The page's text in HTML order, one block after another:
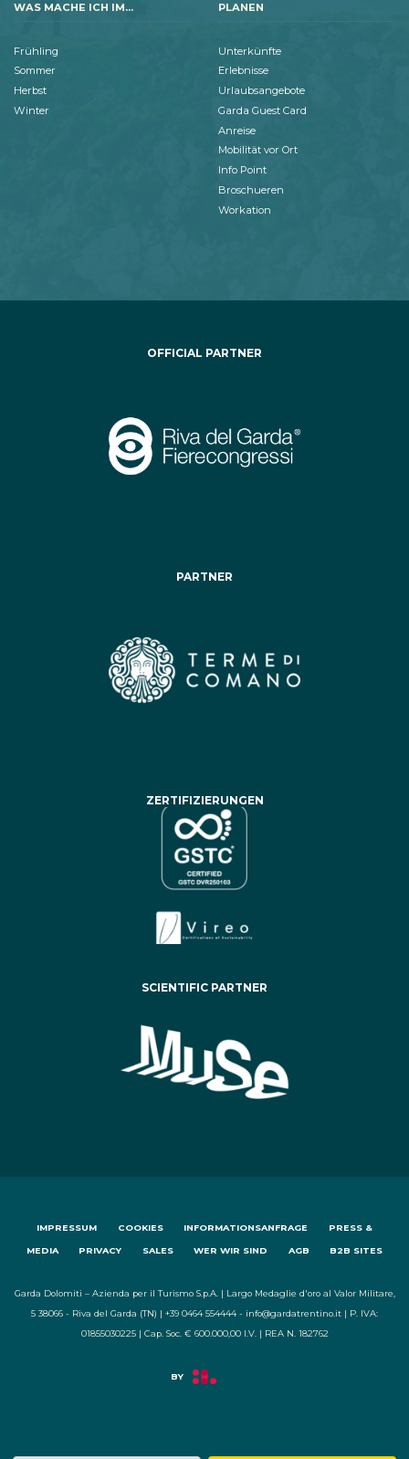
WAS MACHE ICH IM...
Frühling
Sommer
Herbst
Winter
PLANEN
Unterkünfte
Erlebnisse
Urlaubsangebote
Garda Guest Card
Anreise
Mobilität vor Ort
Info Point
Broschueren
Workation
OFFICIAL PARTNER
PARTNER
ZERTIFIZIERUNGEN
SCIENTIFIC PARTNER
IMPRESSUM COOKIES INFORMATIONSANFRAGE PRESS &
MEDIA PRIVACY SALES WER WIR SIND AGB B2B SITES
Garda Dolomiti – Azienda per il Turismo S.p.A. | Largo Medaglie d'oro al Valor Militare,
5 38066 - Riva del Garda (TN) | +39 0464 554444 - info@gardatrentino.it | P. IVA:
01855030225 | Cap. Soc. € 600.000,00 I.V. | REA N. 182762